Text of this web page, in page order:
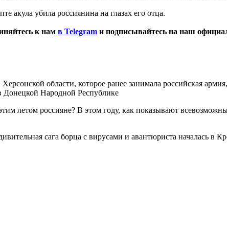
акула убила россиянина на глазах его отца.
к нам в Telegram и подписывайтесь на наш
Херсонской области, которое ранее занимала российская
Донецкой Народной Республике
летом россияне? В этом году, как показывают
сага борца с вирусами и авантюриста началась в